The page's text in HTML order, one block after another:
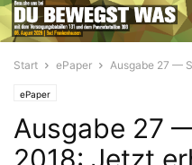
Start ePaper Ausgabe 27 —
ePaper
Ausgabe 27